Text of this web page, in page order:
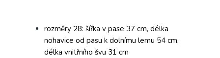
rozměry 28: šířka v pase 37 cm, délka
nohavice od pasu k dolnímu lemu 54 cm,
délka vnitřního švu 31 cm